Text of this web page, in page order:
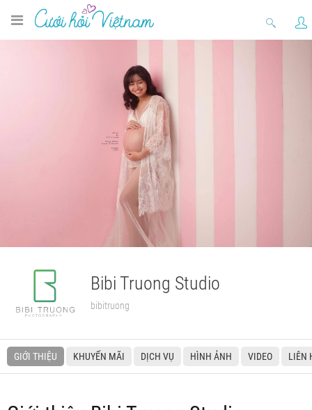
Bibi Truong Studio
bibitruong
GIỚI THIỆU KHUYẾN MÃI DỊCH VỤ HÌNH ẢNH VIDEO LIÊN